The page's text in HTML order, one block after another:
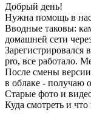
Добрый день!
Нужна помощь в
Вводные таковы:
домашней сети
Зарегистрировался
pro, все работало.
После смены
в облаке - получаю
Старые фото и
Куда смотреть и что